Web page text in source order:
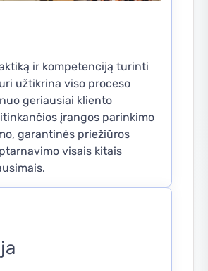
ir kompetenciją turinti
užtikrina viso proceso
geriausiai kliento
įrangos parinkimo
garantinės priežiūros
visais kitais